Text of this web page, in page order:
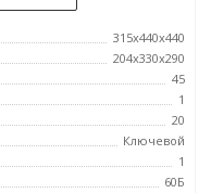
315x440x440
204x330x290
45
1
20
Ключевой
1
60Б